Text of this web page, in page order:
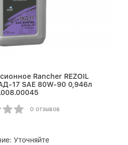
Rancher REZOIL
17 SAE 80W-90 0,946л
0 отзывов
Уточняйте